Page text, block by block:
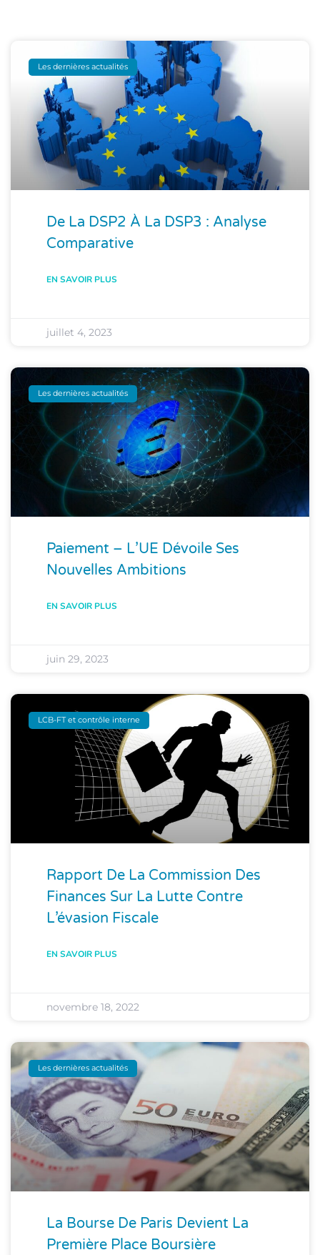
Les dernières actualités
De La DSP2 À La DSP3 : Analyse
Comparative
EN SAVOIR PLUS
juillet 4, 2023
Les dernières actualités
Paiement – L’UE Dévoile Ses
Nouvelles Ambitions
EN SAVOIR PLUS
juin 29, 2023
LCB-FT et contrôle interne
Rapport De La Commission Des
Finances Sur La Lutte Contre
L’évasion Fiscale
EN SAVOIR PLUS
novembre 18, 2022
Les dernières actualités
La Bourse De Paris Devient La
Première Place Boursière